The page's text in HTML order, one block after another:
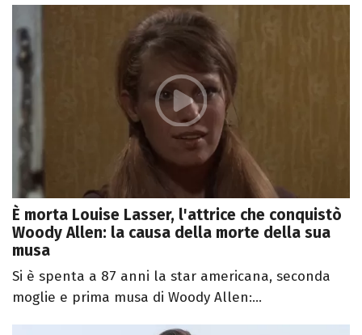
È morta Louise Lasser, l'attrice che conquistò
Woody Allen: la causa della morte della sua
musa
Si è spenta a 87 anni la star americana, seconda
moglie e prima musa di Woody Allen:...